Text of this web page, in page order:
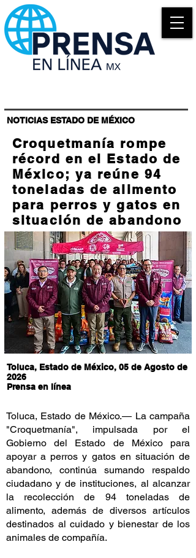
NOTICIAS ESTADO DE MÉXICO
Croquetmanía rompe
récord en el Estado de
México; ya reúne 94
toneladas de alimento
para perros y gatos en
situación de abandono
Toluca, Estado de México, 05 de Agosto de
2026
Prensa en línea
Toluca, Estado de México.— La campaña
"Croquetmanía", impulsada por el
Gobierno del Estado de México para
apoyar a perros y gatos en situación de
abandono, continúa sumando respaldo
ciudadano y de instituciones, al alcanzar
la recolección de 94 toneladas de
alimento, además de diversos artículos
destinados al cuidado y bienestar de los
animales de compañía.